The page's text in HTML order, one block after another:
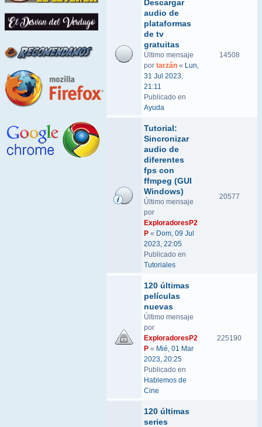
Descargar
audio de
plataformas
de tv
gratuitas
Último mensaje
por tarzán « Lun,
31 Jul 2023,
21:11
Publicado en
Ayuda
14508
Tutorial:
Sincronizar
audio de
diferentes
fps con
ffmpeg (GUI
Windows)
Último mensaje
por
ExploradoresP2
P « Dom, 09 Jul
2023, 22:05
Publicado en
Tutoriales
20577
120 últimas
películas
nuevas
Último mensaje
por
ExploradoresP2
P « Mié, 01 Mar
2023, 20:25
Publicado en
Hablemos de
Cine
225190
120 últimas
series